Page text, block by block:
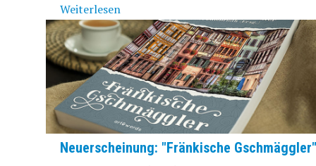
Weiterlesen
Neuerscheinung: "Fränkische Gschmäggler"